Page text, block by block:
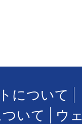
について
いて
ウ